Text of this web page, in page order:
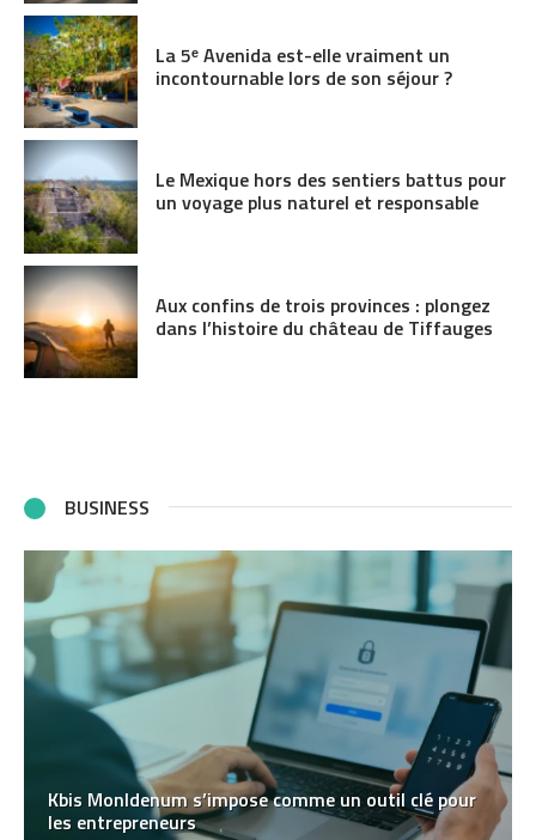
La 5ᵉ Avenida est-elle vraiment un
incontournable lors de son séjour ?
Le Mexique hors des sentiers battus pour
un voyage plus naturel et responsable
Aux confins de trois provinces : plongez
dans l’histoire du château de Tiffauges
BUSINESS
Kbis MonIdenum s’impose comme un outil clé pour
les entrepreneurs